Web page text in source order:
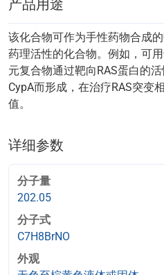
产品用途
该化合物可作为手性药物合成
药理活性的化合物。例如，可
元复合物通过靶向RAS蛋白的
CypA而形成，在治疗RAS突变
值。
详细参数
分子量
202.05
分子式
C7H8BrNO
外观